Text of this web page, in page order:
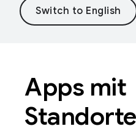
Apps mit